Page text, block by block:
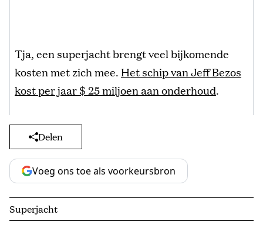
Tja, een superjacht brengt veel bijkomende
kosten met zich mee. Het schip van Jeff Bezos
kost per jaar $ 25 miljoen aan onderhoud.
Delen
Voeg ons toe als voorkeursbron
Superjacht